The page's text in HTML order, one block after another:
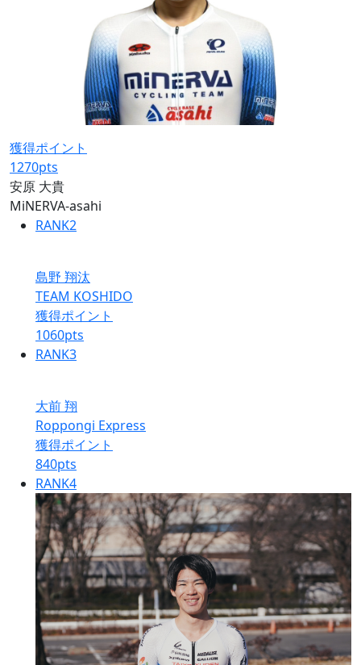
獲得ポイント
1270pts
安原 大貴
MiNERVA-asahi
RANK2
島野 翔汰
TEAM KOSHIDO
獲得ポイント
1060pts
RANK3
大前 翔
Roppongi Express
獲得ポイント
840pts
RANK4